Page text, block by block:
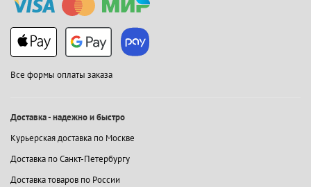
Все формы оплаты заказа
Доставка - надежно и быстро
Курьерская доставка по Москве
Доставка по Санкт-Петербургу
Доставка товаров по России